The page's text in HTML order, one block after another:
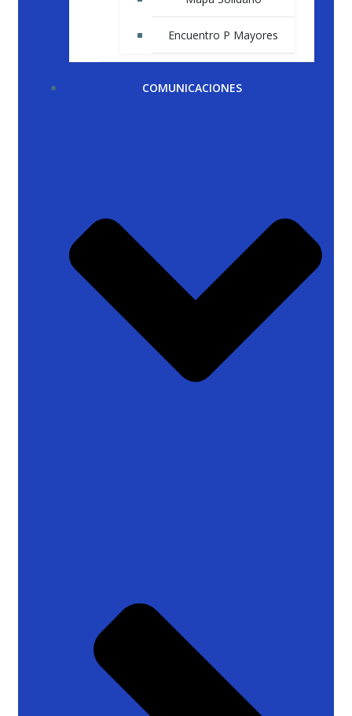
Encuentro P Mayores
COMUNICACIONES